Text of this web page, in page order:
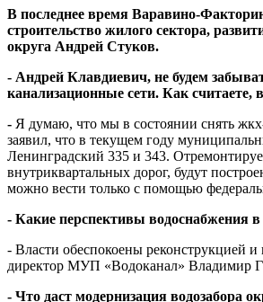
В последнее время Варавино-
строительство жилого сектора,
округа Андрей Стуков.
- Андрей Клавдиевич, не будем
канализационные сети. Как считаете,
- Я думаю, что мы в состоянии снять
заявил, что в текущем году
Ленинградский 335 и 343.
внутриквартальных дорог, будут
можно вести только с помощью
- Какие перспективы водоснабжения в
- Власти обеспокоены реконструкцией
директор МУП «Водоканал» Владимир
- Что даст модернизация водозабора